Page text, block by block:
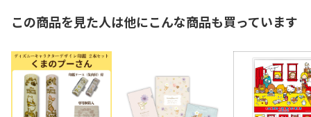
この商品を見た人は他にこんな商品も買っています